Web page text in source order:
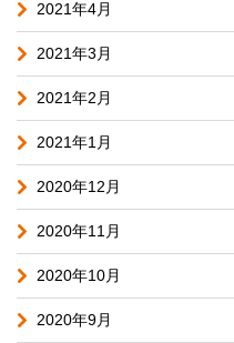
2021年4月
2021年3月
2021年2月
2021年1月
2020年12月
2020年11月
2020年10月
2020年9月